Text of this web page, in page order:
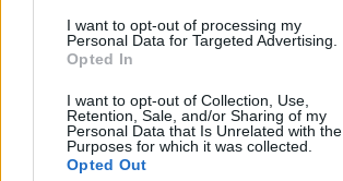
I want to opt-out of processing my
Personal Data for Targeted Advertising.
Opted In
I want to opt-out of Collection, Use,
Retention, Sale, and/or Sharing of my
Personal Data that Is Unrelated with the
Purposes for which it was collected.
Opted Out
JOGOS .IO
JOGOS CELULAR